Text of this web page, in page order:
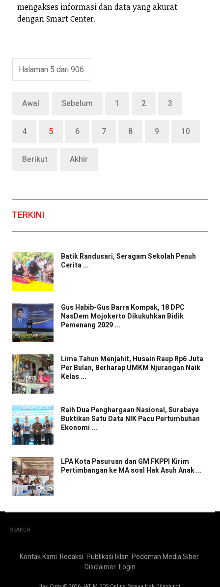
mengakses informasi dan data yang akurat
dengan Smart Center.
Halaman 5 dari 906
Awal Sebelum 1 2 3
4 5 6 7 8 9 10
Berikut Akhir
TERKINI
Batik Randusari, Seragam Sekolah Penuh
Cerita ...
Gus Habib-Gus Barra Kompak, 18 DPC
NasDem Mojokerto Dikukuhkan Bidik
Pemenang 2029 ...
Lima Tahun Menjahit, Husain Raup Rp6 Juta
Per Bulan, Berharap UMKM Njurangan Naik
Kelas ...
Raih Dua Penghargaan Nasional, Surabaya
Buktikan Satu Data NIK Pacu Pertumbuhan
Ekonomi ...
LPA Kota Pasuruan dan GM FKPPI Kirim
Pertimbangan ke MA soal Hak Asuh Anak ...
SEARCH
Kontak Kami Redaksi Publikasi Iklan Pedoman Media Siber
Disclaimer Login